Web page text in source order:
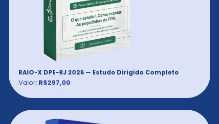
RAIO-X DPE-RJ 2026 — Estudo Dirigido Completo
Valor: R$297,00